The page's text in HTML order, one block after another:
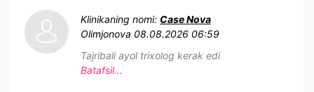
Klinikaning nomi: Case Nova
Olimjonova 08.08.2026 06:59
Tajribali ayol trixolog kerak edi
Batafsil...